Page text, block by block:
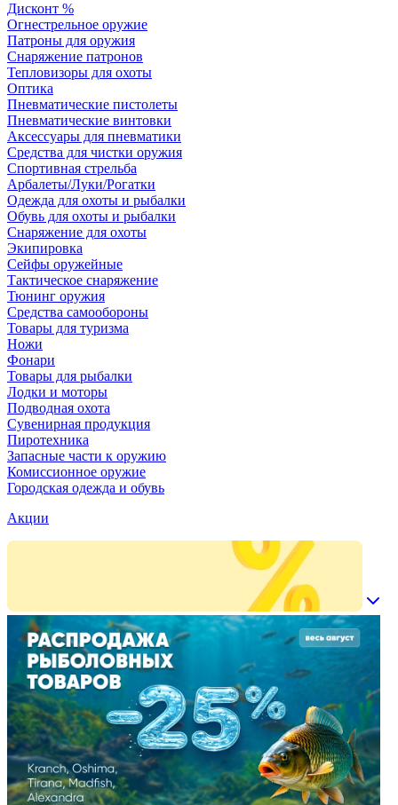
Дисконт %
Огнестрельное оружие
Патроны для оружия
Снаряжение патронов
Тепловизоры для охоты
Оптика
Пневматические пистолеты
Пневматические винтовки
Аксессуары для пневматики
Средства для чистки оружия
Спортивная стрельба
Арбалеты/Луки/Рогатки
Одежда для охоты и рыбалки
Обувь для охоты и рыбалки
Снаряжение для охоты
Экипировка
Сейфы оружейные
Тактическое снаряжение
Тюнинг оружия
Средства самообороны
Товары для туризма
Ножи
Фонари
Товары для рыбалки
Лодки и моторы
Подводная охота
Сувенирная продукция
Пиротехника
Запасные части к оружию
Комиссионное оружие
Городская одежда и обувь
Акции